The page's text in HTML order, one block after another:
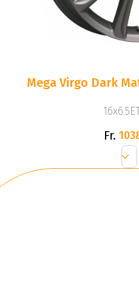
Mega Virgo Dark
Fr.